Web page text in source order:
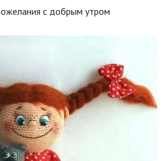
с добрым утром